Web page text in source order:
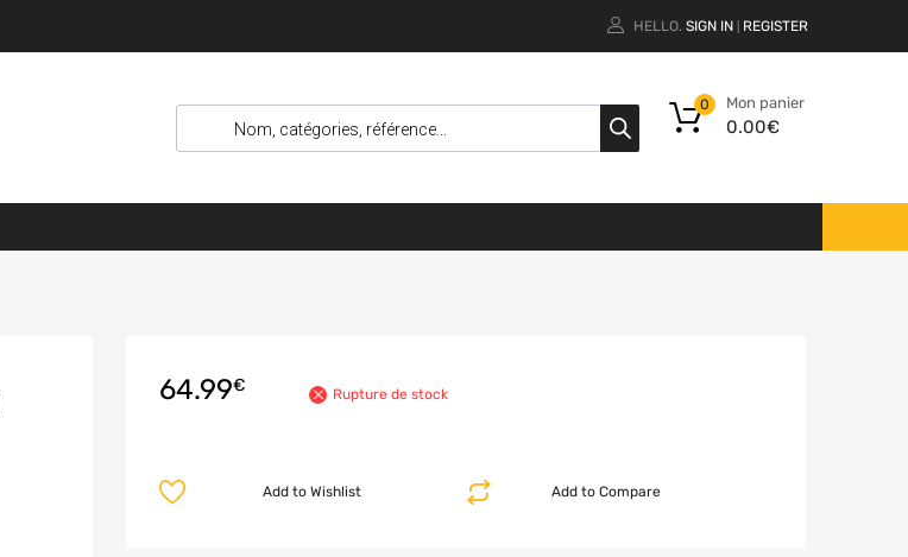
HELLO. SIGN IN REGISTER
Mon panier
0.00€
0
64.99€ Rupture de stock
Add to Compare
Add to Wishlist